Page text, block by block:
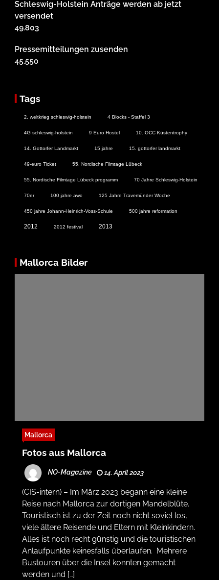
Schleswig-Holstein Anträge werden ab jetzt
versendet
49.803
Pressemitteilungen zusenden
45.550
Tags
2. weltkrieg schleswig-holstein 4 Blocks - Staffel 3
4G schleswig-holstein 9 Euro Hostel 10. OCC Küstentrophy
14. Gottorfer Landmarkt 15 jahre 15. gottorfer landmarkt
49-euro Ticket 55. Nordische Filmtage Lübeck
55. Nordische Filmtage Lübeck programm 70 Jahre Schleswig-Holstein
70er 100 jahre awo 125 Jahre Travemünder Woche
450 jahre Johann-Heinrich-Voss-Schule 500 jahre reformation
2012 2012 festival 2013
Mallorca Bilder
Mallorca
Fotos aus Mallorca
NO-Magazine 14. April 2023
(CIS-intern) – Im März 2023 begann eine kleine
Reise nach Mallorca zur dortigen Mandelblüte.
Touristisch ist zu der Zeit noch nicht soviel los,
viele ältere Reisende und Eltern mit Kleinkindern.
Alles ist noch recht günstig und die touristischen
Anlaufpunkte keinesfalls überlaufen. Mehrere
Bustouren über die Insel konnten gemacht
werden und […]